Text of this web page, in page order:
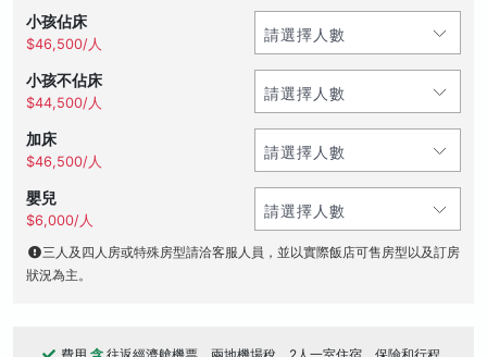
小孩佔床
$46,500/人
小孩不佔床
$44,500/人
加床
$46,500/人
嬰兒
$6,000/人
三人及四人房或特殊房型請洽客服人員，並以實際飯店可售房型以及訂房
狀況為主。